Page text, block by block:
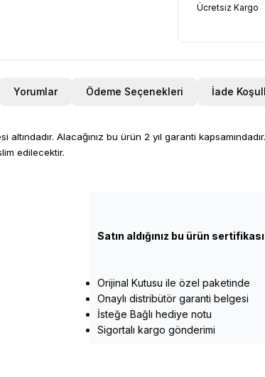
Ücretsiz Kargo
Yorumlar Ödeme Seçenekleri İade
Alacağınız bu ürün 2 yıl garanti
edilecektir.
Satın aldığınız bu ürün
Orijinal Kutusu ile özel paketinde
Onaylı distribütör garanti belgesi
İsteğe Bağlı hediye notu
Sigortalı kargo gönderimi